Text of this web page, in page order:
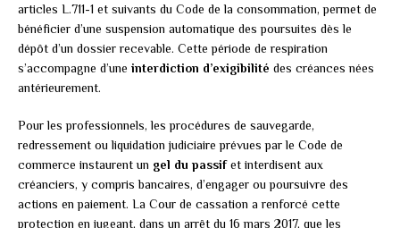
articles L.711-1 et suivants du Code de la consommation, permet de
bénéficier d’une suspension automatique des poursuites dès le
dépôt d’un dossier recevable. Cette période de respiration
s’accompagne d’une interdiction d’exigibilité des créances nées
antérieurement.
Pour les professionnels, les procédures de sauvegarde,
redressement ou liquidation judiciaire prévues par le Code de
commerce instaurent un gel du passifet interdisent aux
créanciers, y compris bancaires, d’engager ou poursuivre des
actions en paiement. La Cour de cassation a renforcé cette
protection en jugeant, dans un arrêt du 16 mars 2017, que les